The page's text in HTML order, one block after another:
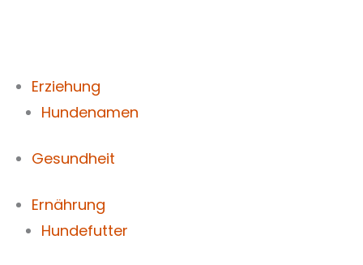
Erziehung
Hundenamen
Gesundheit
Ernährung
Hundefutter